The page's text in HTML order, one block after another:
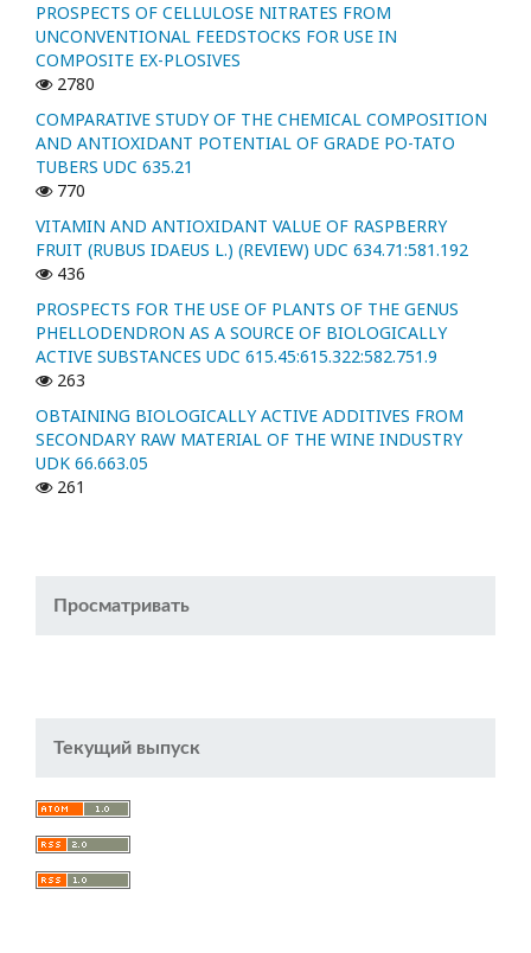
PROSPECTS OF CELLULOSE NITRATES FROM
UNCONVENTIONAL FEEDSTOCKS FOR USE IN
COMPOSITE EX-PLOSIVES
2780
COMPARATIVE STUDY OF THE CHEMICAL COMPOSITION
AND ANTIOXIDANT POTENTIAL OF GRADE PO-TATO
TUBERS UDC 635.21
770
VITAMIN AND ANTIOXIDANT VALUE OF RASPBERRY
FRUIT (RUBUS IDAEUS L.) (REVIEW) UDC 634.71:581.192
436
PROSPECTS FOR THE USE OF PLANTS OF THE GENUS
PHELLODENDRON AS A SOURCE OF BIOLOGICALLY
ACTIVE SUBSTANCES UDC 615.45:615.322:582.751.9
263
OBTAINING BIOLOGICALLY ACTIVE ADDITIVES FROM
SECONDARY RAW MATERIAL OF THE WINE INDUSTRY
UDK 66.663.05
261
Просматривать
Текущий выпуск